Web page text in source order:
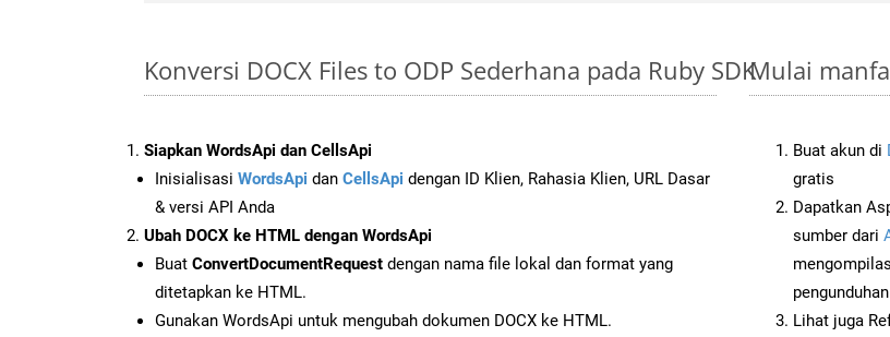
Konversi DOCX Files to ODP Sederhana pada Ruby SDK
Siapkan WordsApi dan CellsApi
Inisialisasi WordsApi dan CellsApi dengan ID Klien, Rahasia Klien, URL Dasar
& versi API Anda
Ubah DOCX ke HTML dengan WordsApi
Buat ConvertDocumentRequest dengan nama file lokal dan format yang
ditetapkan ke HTML.
Gunakan WordsApi untuk mengubah dokumen DOCX ke HTML.
Mulai
Buat akun di
gratis
Dapatkan
sumber dari
Lihat juga